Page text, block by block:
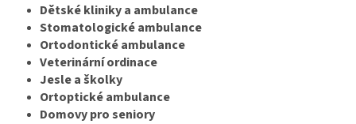
Dětské kliniky a ambulance
Stomatologické ambulance
Ortodontické ambulance
Veterinární ordinace
Jesle a školky
Ortoptické ambulance
Domovy pro seniory